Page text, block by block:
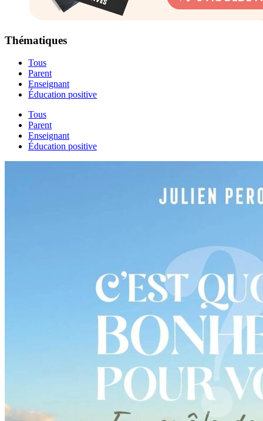
Thématiques
Tous
Parent
Enseignant
Éducation positive
Tous
Parent
Enseignant
Éducation positive